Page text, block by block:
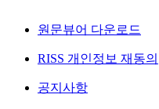
원문뷰어 다운로드
RISS 개인정보 재동의
공지사항